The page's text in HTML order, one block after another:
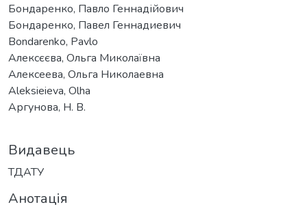
Бондаренко, Павло Геннадійович
Бондаренко, Павел Геннадиевич
Bondarenko, Pavlo
Алексєєва, Ольга Миколаївна
Алексеева, Ольга Николаевна
Aleksieieva, Olha
Аргунова, Н. В.
Видавець
ТДАТУ
Анотація